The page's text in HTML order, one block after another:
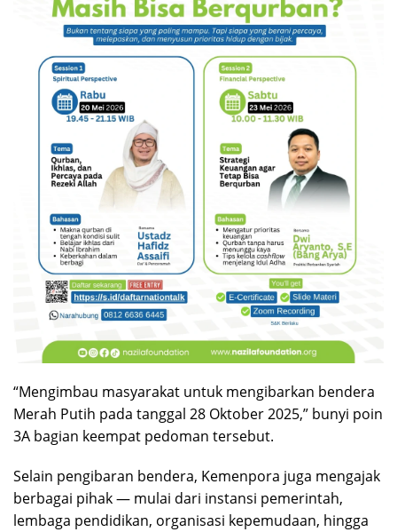
“Mengimbau masyarakat untuk mengibarkan bendera
Merah Putih pada tanggal 28 Oktober 2025,” bunyi poin
3A bagian keempat pedoman tersebut.
Selain pengibaran bendera, Kemenpora juga mengajak
berbagai pihak — mulai dari instansi pemerintah,
lembaga pendidikan, organisasi kepemudaan, hingga